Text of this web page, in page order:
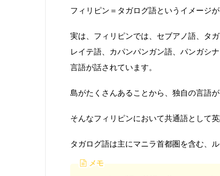
フィリピン＝タガログ語というイメージ
実は、フィリピンでは、セブアノ語、タ
レイテ語、カパンパンガン語、パンガシ
言語が話されています。
島がたくさんあることから、独自の言語
そんなフィリピンにおいて共通語として
タガログ語は主にマニラ首都圏を含む、
メモ